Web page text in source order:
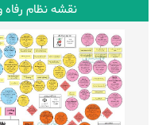
نقشه نظام رفاه